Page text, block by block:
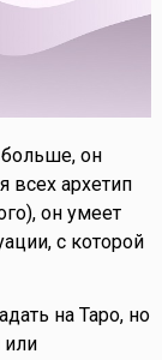
больше, он
всех архетип
он умеет
с которой
на Таро, но
или